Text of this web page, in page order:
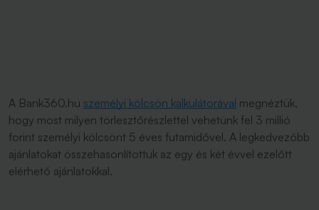
A Bank360.hu személyi kölcsön kalkulátorával megnéztük,
hogy most milyen törlesztőrészlettel vehetünk fel 3 millió
forint személyi kölcsönt 5 éves futamidővel. A legkedvezőbb
ajánlatokat összehasonlítottuk az egy és két évvel ezelőtt
elérhető ajánlatokkal.